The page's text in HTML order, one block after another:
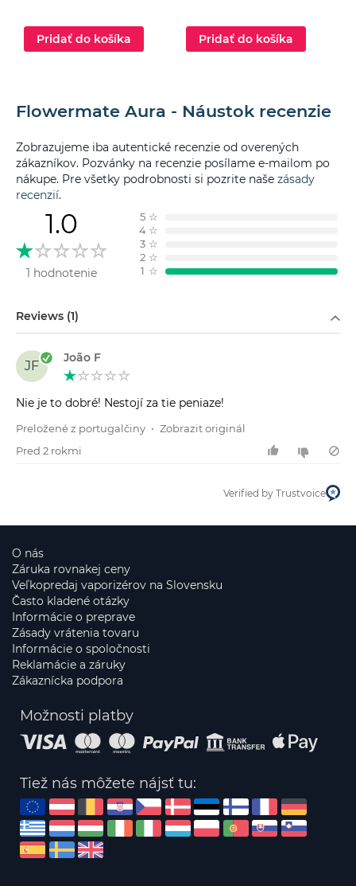
Pridať do košíka Pridať do košíka
Flowermate Aura - Náustok recenzie
Zobrazujeme iba autentické recenzie od overených
zákazníkov. Pozvánky na recenzie posílame e-mailom po
nákupe. Pre všetky podrobnosti si pozrite naše zásady
recenzií.
1.0
1 hodnotenie
5 ☆
4 ☆
3 ☆
2 ☆
1 ☆
Reviews (1)
JF
João F
Nie je to dobré! Nestojí za tie peniaze!
Preložené z portugalčiny • Zobrazit originál
Pred 2 rokmi
Verified by Trustvoice
O nás
Záruka rovnakej ceny
Veľkopredaj vaporizérov na Slovensku
Často kladené otázky
Informácie o preprave
Zásady vrátenia tovaru
Informácie o spoločnosti
Reklamácie a záruky
Zákaznícka podpora
Možnosti platby
Tiež nás môžete nájsť tu: